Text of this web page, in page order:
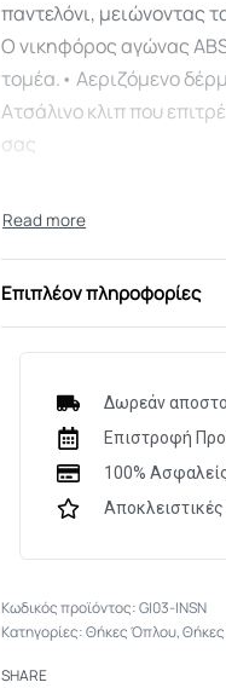
παντελόνι, μειώνοντας
Ο νικηφόρος αγώνας
τομέα.• Αεριζόμενο
Ατσάλινο κλιπ που
σας
Επιπλέον πληροφορίες
Δωρεάν
Επιστροφή
100%
GI03-INSN
Κατηγορίες:Θήκες Όπλου,
SHARE